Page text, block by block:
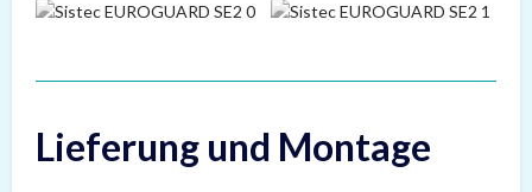
Lieferung und Montage